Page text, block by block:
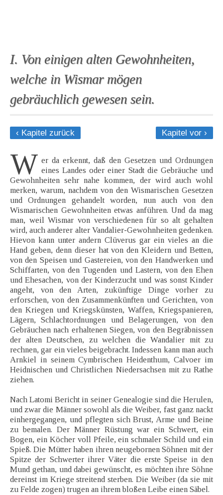
I. Von einigen alten Gewohnheiten,
welche in Wismar mögen
gebräuchlich gewesen sein.
‹ Kapitel zurück Kapitel vor ›
W er da erkennt, daß den Gesetzen und Ordnungen
eines Landes oder einer Stadt die Gebräuche und
Gewohnheiten sehr nahe kommen, der wird auch wohl
merken, warum, nachdem von den Wismarischen Gesetzen
und Ordnungen gehandelt worden, nun auch von den
Wismarischen Gewohnheiten etwas anführen. Und da mag
man, weil Wismar von verschiedenen für so alt gehalten
wird, auch anderer alter Vandalier-Gewohnheiten gedenken.
Hievon kann unter andern Clüverus gar ein vieles an die
Hand geben, denn dieser hat von den Kleidern und Betten,
von den Speisen und Gastereien, von den Handwerken und
Schiffarten, von den Tugenden und Lastern, von den Ehen
und Ehesachen, von der Kinderzucht und was sonst Kinder
angeht, von den Arten, zukünftige Dinge vorher zu
erforschen, von den Zusammenkünften und Gerichten, von
den Kriegen und Kriegskünsten, Waffen, Kriegspanieren,
Lägern, Schlachtordnungen und Belagerungen, von den
Gebräuchen nach erhaltenen Siegen, von den Begräbnissen
der alten Deutschen, zu welchen die Wandalier mit zu
rechnen, gar ein vieles beigebracht. Indessen kann man auch
Arnkiel in seinem Cymbrischen Heidenthum, Calvoer im
Heidnischen und Christlichen Niedersachsen mit zu Rathe
ziehen.
Nach Latomi Bericht in seiner Genealogie sind die Herulen,
und zwar die Männer sowohl als die Weiber, fast ganz nackt
einhergegangen, und pflegten sich Brust, Arme und Beine
zu bemalen. Der Männer Rüstung war ein Schwert, ein
Bogen, ein Köcher voll Pfeile, ein schmaler Schild und ein
Spieß. Die Mütter haben ihren neugebornen Söhnen mit der
Spitze der Schwerter ihrer Väter die erste Speise in den
Mund gethan, und dabei gewünscht, es möchten ihre Söhne
dereinst im Kriege streitend sterben. Die Weiber (da sie mit
zu Felde zogen) trugen an ihrem bloßen Leibe einen Säbel.